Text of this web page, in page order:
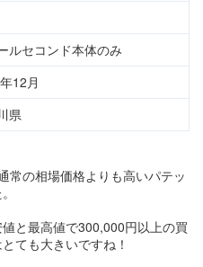
ルセコンド本体のみ
12月
県
常の相場価格よりも高いパテッ
と最高値で300,000円以上の買
ても大きいですね！